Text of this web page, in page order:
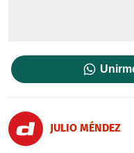
JULIO MÉNDEZ